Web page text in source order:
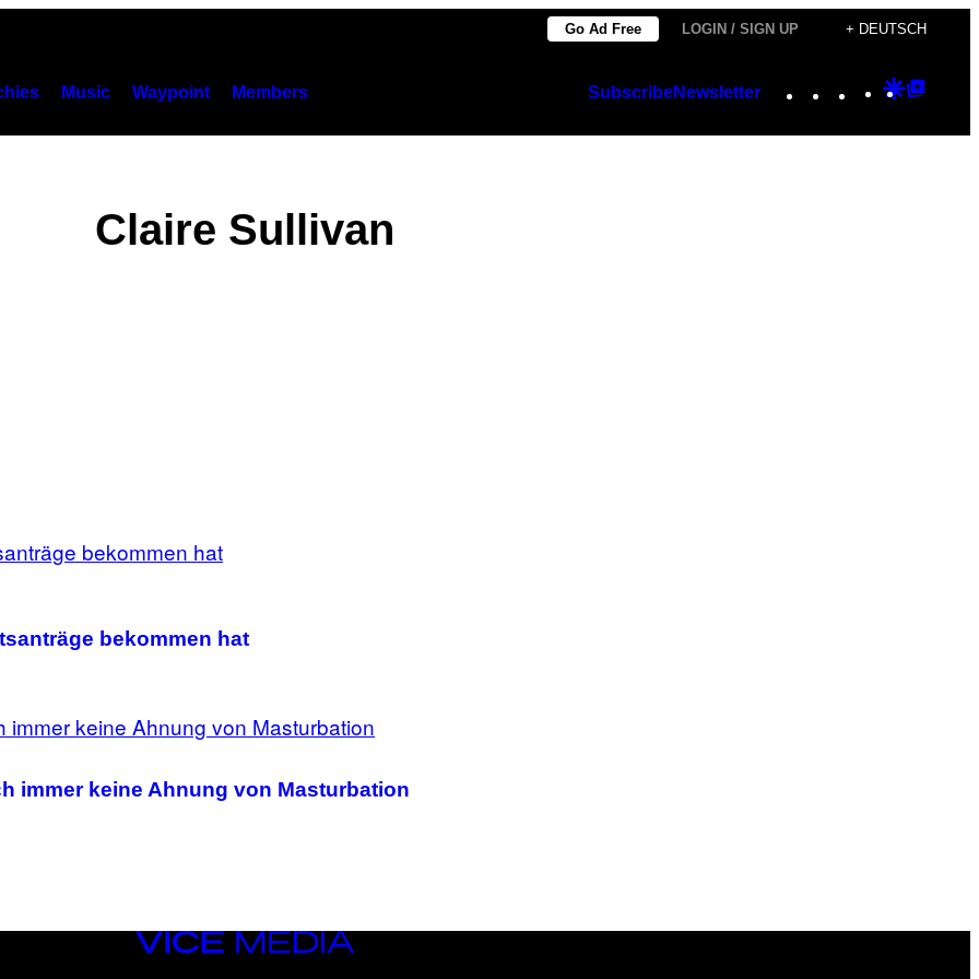
Go Ad Free LOGIN / SIGN UP + DEUTSCH
Music Waypoint Members SubscribeNewsletter Instagram
TikTok
YouTube
Google
Claire Sullivan
bekommen hat
immer keine Ahnung von Masturbation
VICE